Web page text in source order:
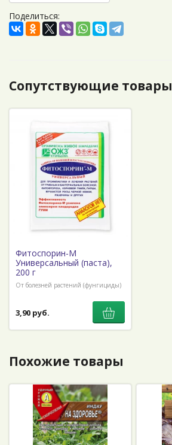
Поделиться:
Сопутствующие товары
Фитоспорин-М
Универсальный (паста),
200 г
От болезней растений (фунгициды)
3,90 руб.
Похожие товары